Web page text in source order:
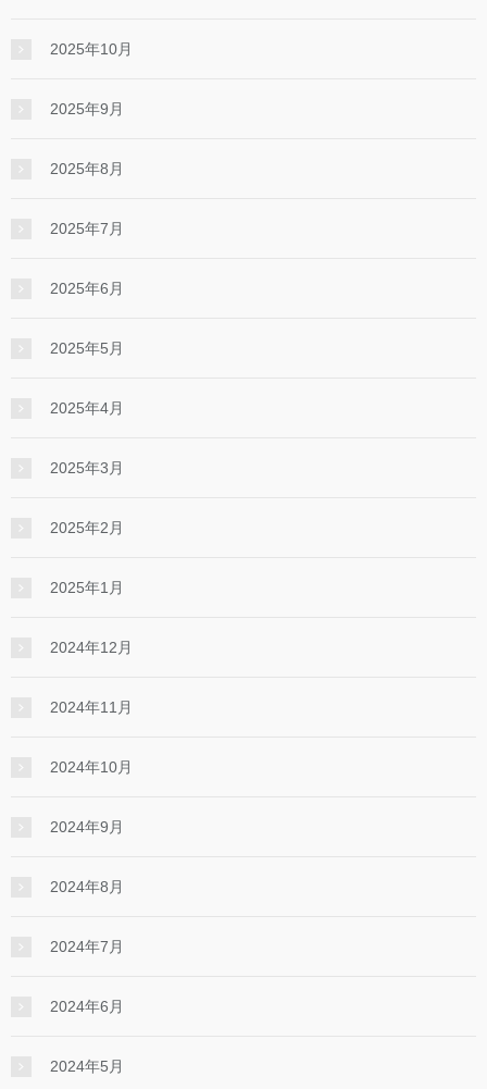
2025年10月
2025年9月
2025年8月
2025年7月
2025年6月
2025年5月
2025年4月
2025年3月
2025年2月
2025年1月
2024年12月
2024年11月
2024年10月
2024年9月
2024年8月
2024年7月
2024年6月
2024年5月